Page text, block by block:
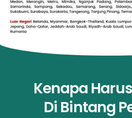
Kenapa
Di Bintang